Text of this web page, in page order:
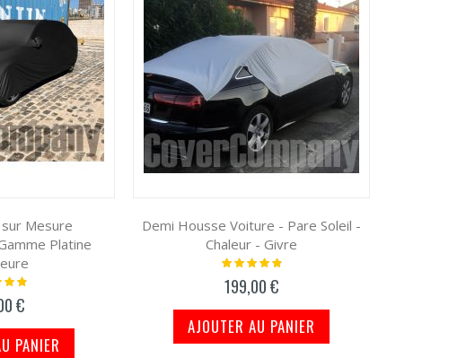
Mesure
Platine
€
PANIER
Demi Housse Voiture - Pare Soleil -
Chaleur - Givre
Notation:
199,00 €
AJOUTER AU PANIER